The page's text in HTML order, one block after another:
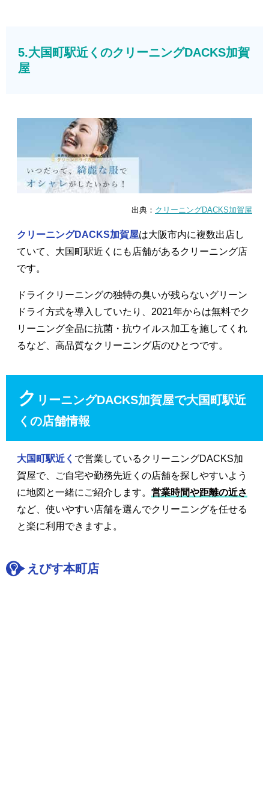
5.大国町駅近くのクリーニングDACKS加賀
屋
出典： クリーニングDACKS加賀屋
クリーニングDACKS加賀屋は大阪市内に複数出店し
ていて、大国町駅近くにも店舗があるクリーニング店
です。
ドライクリーニングの独特の臭いが残らないグリーン
ドライ方式を導入していたり、2021年からは無料でク
リーニング全品に抗菌・抗ウイルス加工を施してくれ
るなど、高品質なクリーニング店のひとつです。
ク リーニングDACKS加賀屋で大国町駅近
くの店舗情報
大国町駅近く で営業しているクリーニングDACKS加
賀屋で、ご自宅や勤務先近くの店舗を探しやすいよう
に地図と一緒にご紹介します。 営業時間や距離の近さ
など、使いやすい店舗を選んでクリーニングを任せる
と楽に利用できますよ。
えびす本町店